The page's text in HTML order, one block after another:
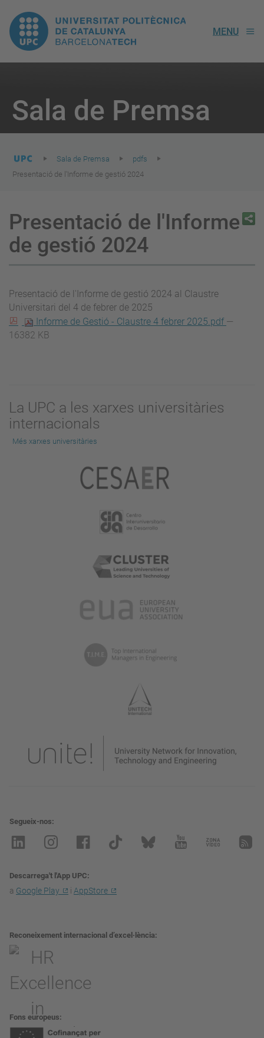
UPC.
Universitat
de
Catalunya
MENU
Sala de Premsa
here:
Sala de Premsa
pdfs
Presentació de l'Informe de gestió 2024
Presentació de l'Informe
de gestió 2024
Presentació de l'Informe de gestió 2024 al Claustre
Universitari del 4 de febrer de 2025
Informe de Gestió - Claustre 4 febrer 2025.pdf —
16382 KB
La UPC a les xarxes universitàries
internacionals
Més xarxes universitàries
Segueix-nos
Descarrega't l'App UPC
a Google Play i AppStore
Reconeixement internacional d’excel·lència
Fons europeus